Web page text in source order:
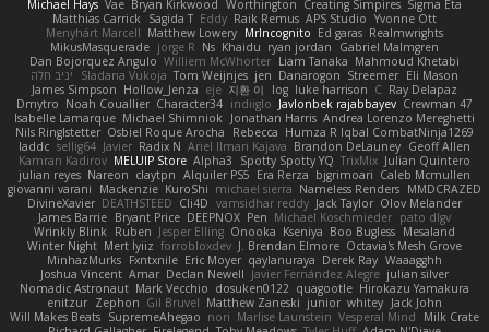
Michael Hays Vae Bryan Kirkwood Worthington Creating Simpires Sigma Eta
Matthias Carrick Sagida T Eddy Raik Remus APS Studio Yvonne Ott
Menyhárt Marcell Matthew Lowery MrIncognito Ed garas Realmwrights
MikusMasquerade jorge R Ns Khaidu ryan jordan
Gabriel Malmgren
Dan Bojorquez Angulo Williem McWhorter Liam Tanaka Mahmoud Khetabi
יניב חלה
Sladana Vukoja Tom Weijnjes jen Danarogon Streemer Eli Mason
James Simpson Hollow_Jenza eje 지환 이 log luke harrison C Ray Delapaz
Dmytro Noah Couallier Character34 indiiglo Javlonbek rajabbayev Crewman 47
Isabelle Lamarque Michael Shimniok Jonathan Harris Andrea Lorenzo Mereghetti
Nils Ringlstetter Osbiel Roque Arocha Rebecca Humza R Iqbal CombatNinja1269
laddc sellig64 Javier Radix N Ariel Ilmari Kajava Brandon DeLauney Geoff Allen
Kamran Kadirov MELUIP Store Alpha3 Spotty Spotty YQ TrixMix Julian Quintero
julian reyes Nareon claytpn Alquiler PS5 Era Rerza bjgrimoari Caleb Mcmullen
giovanni varani
Mackenzie KuroShi michael sierra Nameless Renders MMDCRAZED
DivineXavier DEATHSTEED Cli4D vamsidhar reddy Jack Taylor Olov Melander
James Barrie Bryant Price DEEPNOX Pen Michael Koschmieder pato dlgv
Wrinkly Blink Ruben Jesper Elling Onooka Kseniya Boo Bugless Mesaland
Winter Night Mert İyiiz forrobloxdev J. Brendan Elmore Octavia's Mesh Grove
MinhazMurks Fxntxnile Eric Moyer qaylanuraya Derek Ray Waaagghh
Joshua Vincent Amar Declan Newell Javier Fernández Alegre julian silver
Nomadic Astronaut Mark Vecchio dosuken0122 quagootle Hirokazu Yamakura
enitzur Zephon Gil Bruvel Matthew Zaneski junior whitey Jack John
Will Makes Beats SupremeAhegao nori Marlise Launstein Vesperal Mind
Milk Crate